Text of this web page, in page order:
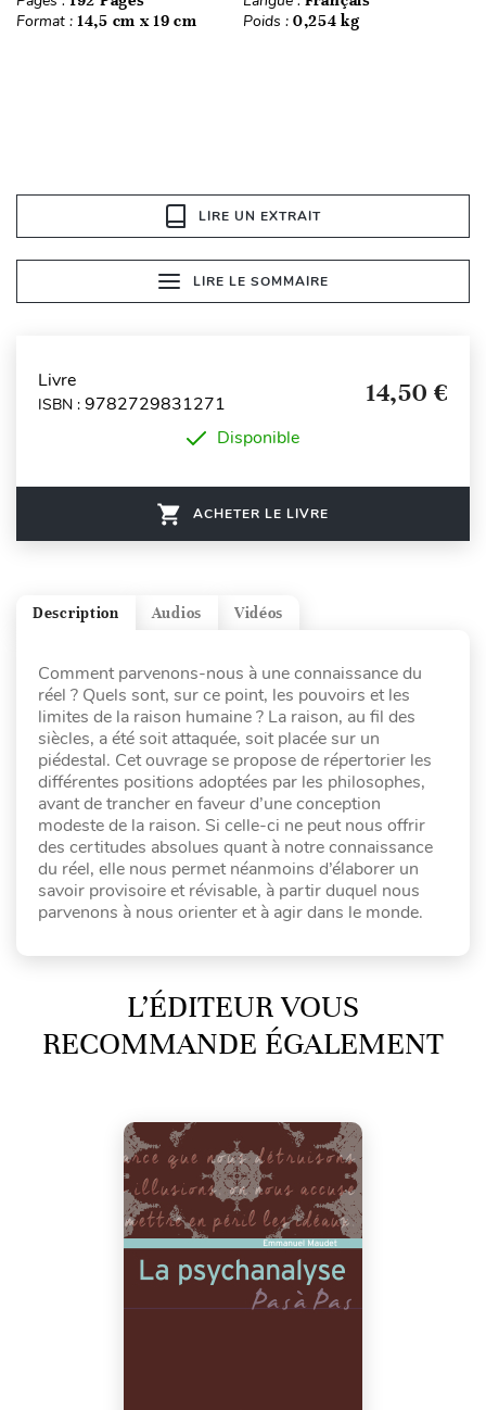
Format : 14,5 cm x 19 cm Poids : 0,254 kg
LIRE UN EXTRAIT
LIRE LE SOMMAIRE
Livre
ISBN : 9782729831271 14,50 €
Disponible
ACHETER LE LIVRE
Vidéos
Audios
Description
Comment parvenons-nous à une connaissance du
réel ? Quels sont, sur ce point, les pouvoirs et les
limites de la raison humaine ? La raison, au fil des
siècles, a été soit attaquée, soit placée sur un
piédestal. Cet ouvrage se propose de répertorier les
différentes positions adoptées par les philosophes,
avant de trancher en faveur d’une conception
modeste de la raison. Si celle-ci ne peut nous offrir
des certitudes absolues quant à notre connaissance
du réel, elle nous permet néanmoins d’élaborer un
savoir provisoire et révisable, à partir duquel nous
parvenons à nous orienter et à agir dans le monde.
L’ÉDITEUR VOUS
RECOMMANDE ÉGALEMENT